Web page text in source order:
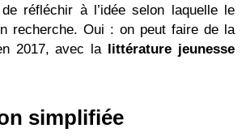
réfléchir à l’idée selon laquelle le
recherche. Oui : on peut faire de la
2017, avec la littérature jeunesse
simplifiée